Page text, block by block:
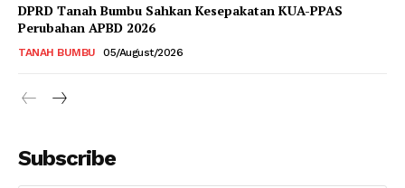
DPRD Tanah Bumbu Sahkan Kesepakatan KUA-PPAS
Perubahan APBD 2026
TANAH BUMBU 05/August/2026
Subscribe